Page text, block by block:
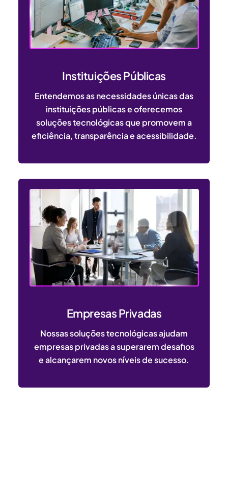
Instituições Públicas
Entendemos as necessidades únicas das
instituições públicas e oferecemos
soluções tecnológicas que promovem a
eficiência, transparência e acessibilidade.
Empresas Privadas
Nossas soluções tecnológicas ajudam
empresas privadas a superarem desafios
e alcançarem novos níveis de sucesso.